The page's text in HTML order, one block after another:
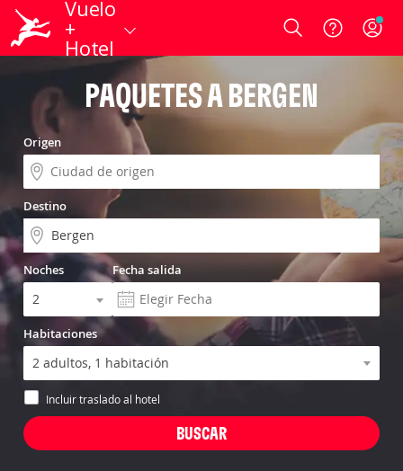
Vuelo
+
Hotel
Login
PAQUETES A BERGEN
Origen
Destino
Noches Fecha salida
Habitaciones
Incluir traslado al hotel